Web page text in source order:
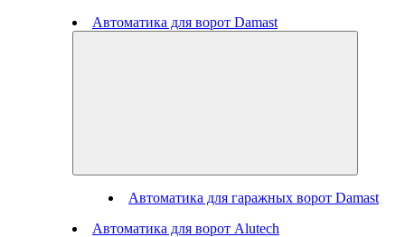
Автоматика для ворот Damast
Автоматика для гаражных ворот Damast
Автоматика для ворот Alutech